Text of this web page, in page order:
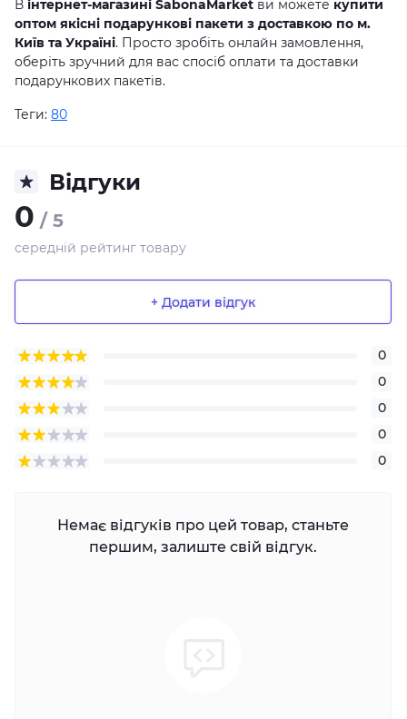
В інтернет-магазині SabonaMarket ви можете купити
оптом якісні подарункові пакети з доставкою по м.
Київ та Україні. Просто зробіть онлайн замовлення,
оберіть зручний для вас спосіб оплати та доставки
подарункових пакетів.
Теги: 80
Відгуки
0 / 5
середній рейтинг товару
+ Додати відгук
0
0
0
0
0
Немає відгуків про цей товар, станьте
першим, залиште свій відгук.